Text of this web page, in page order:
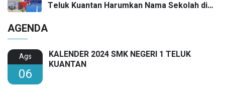
Teluk Kuantan Harumkan Nama Sekolah di
AGENDA
Ags
06
KALENDER 2024 SMK NEGERI 1 TELUK
KUANTAN